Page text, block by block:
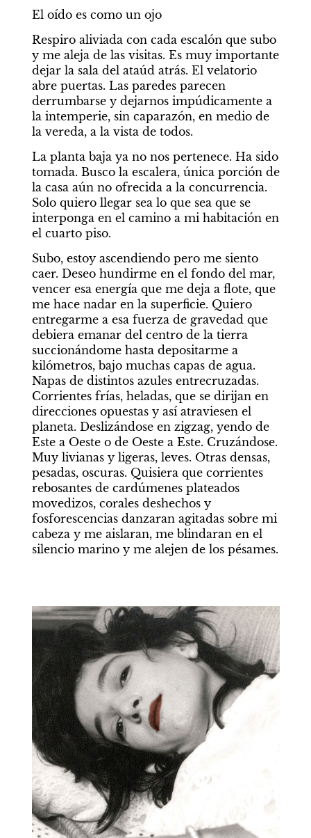
El oído es como un ojo
Respiro aliviada con cada escalón que subo
y me aleja de las visitas. Es muy importante
dejar la sala del ataúd atrás. El velatorio
abre puertas. Las paredes parecen
derrumbarse y dejarnos impúdicamente a
la intemperie, sin caparazón, en medio de
la vereda, a la vista de todos.
La planta baja ya no nos pertenece. Ha sido
tomada. Busco la escalera, única porción de
la casa aún no ofrecida a la concurrencia.
Solo quiero llegar sea lo que sea que se
interponga en el camino a mi habitación en
el cuarto piso.
Subo, estoy ascendiendo pero me siento
caer. Deseo hundirme en el fondo del mar,
vencer esa energía que me deja a flote, que
me hace nadar en la superficie. Quiero
entregarme a esa fuerza de gravedad que
debiera emanar del centro de la tierra
succionándome hasta depositarme a
kilómetros, bajo muchas capas de agua.
Napas de distintos azules entrecruzadas.
Corrientes frías, heladas, que se dirijan en
direcciones opuestas y así atraviesen el
planeta. Deslizándose en zigzag, yendo de
Este a Oeste o de Oeste a Este. Cruzándose.
Muy livianas y ligeras, leves. Otras densas,
pesadas, oscuras. Quisiera que corrientes
rebosantes de cardúmenes plateados
movedizos, corales deshechos y
fosforescencias danzaran agitadas sobre mi
cabeza y me aislaran, me blindaran en el
silencio marino y me alejen de los pésames.